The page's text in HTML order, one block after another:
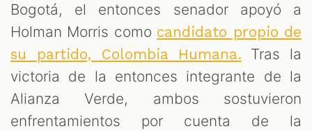
Bogotá, el entonces senador apoyó a
Holman Morris como candidato propio de
su partido, Colombia Humana. Tras la
victoria de la entonces integrante de la
Alianza Verde, ambos sostuvieron
enfrentamientos por cuenta de la